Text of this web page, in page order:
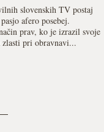
slovenskih TV postaj
afero posebej.
prav, ko je izrazil svoje
zlasti pri obravnavi...